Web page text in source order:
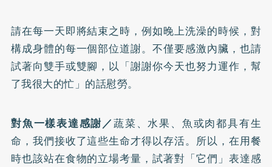
請在每一天即將結束之時，例如晚上洗澡的時候，對
構成身體的每一個部位道謝。不僅要感激內臟，也請
試著向雙手或雙腳，以「謝謝你今天也努力運作，幫
了我很大的忙」的話慰勞。
對魚一樣表達感謝／蔬菜、水果、魚或肉都具有生
命，我們接收了這些生命才得以存活。所以，在用餐
時也該站在食物的立場考量，試著對「它們」表達感